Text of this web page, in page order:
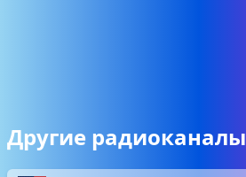
Другие радиоканалы